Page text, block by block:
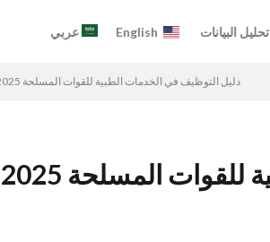
تحليل البيانات English عربي
دليل التوظيف في الخدمات الطبية للقوات المسلحة 2025: التخصصات، الرواتب، وطريقة التقديم